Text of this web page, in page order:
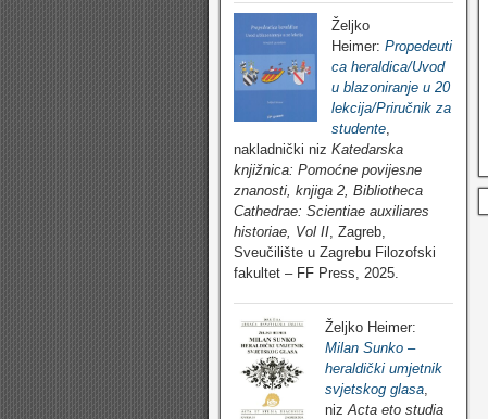
Željko
Heimer: Propedeuti
ca heraldica/Uvod
u blazoniranje u 20
lekcija/Priručnik za
studente,
nakladnički niz Katedarska
knjižnica: Pomoćne povijesne
znanosti, knjiga 2, Bibliotheca
Cathedrae: Scientiae auxiliares
historiae, Vol II, Zagreb,
Sveučilište u Zagrebu Filozofski
fakultet – FF Press, 2025.
Željko Heimer:
Milan Sunko –
heraldički umjetnik
svjetskog glasa
niz Acta eto studia